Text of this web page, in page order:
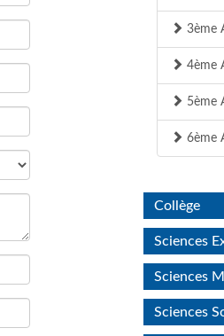
3ème
4ème
5ème
6ème
Collège
Sciences
Sciences
Sciences